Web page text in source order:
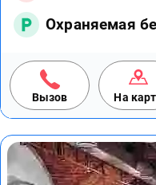
Охраняемая
Вызов На